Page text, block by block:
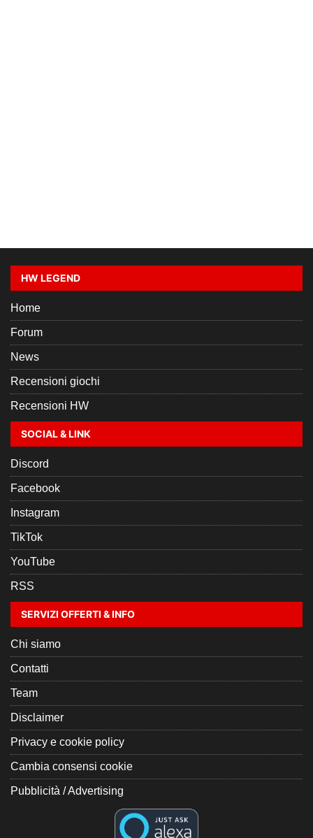
HW LEGEND
Home
Forum
News
Recensioni giochi
Recensioni HW
SOCIAL & LINK
Discord
Facebook
Instagram
TikTok
YouTube
RSS
SERVIZI OFFERTI & INFO
Chi siamo
Contatti
Team
Disclaimer
Privacy e cookie policy
Cambia consensi cookie
Pubblicità / Advertising